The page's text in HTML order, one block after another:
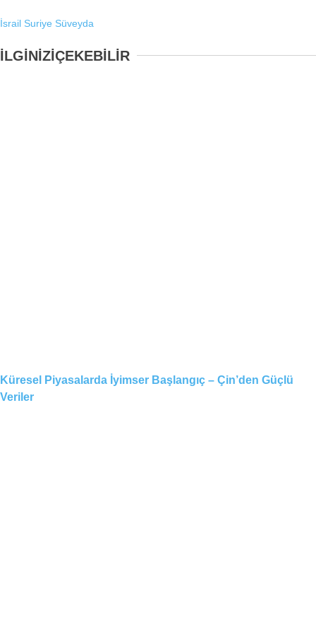
İsrail Suriye Süveyda
İLGİNİZİÇEKEBİLİR
Küresel Piyasalarda İyimser Başlangıç – Çin’den Güçlü
Veriler